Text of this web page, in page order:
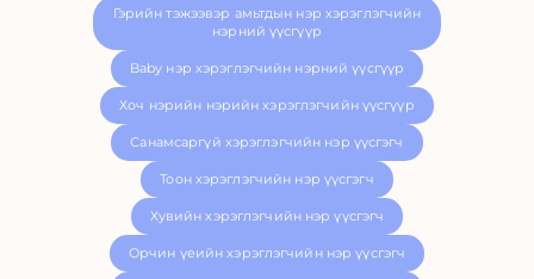
Гэрийн тэжээвэр амьтдын нэр хэрэглэгчийн
нэрний үүсгүүр
Baby нэр хэрэглэгчийн нэрний үүсгүүр
Хоч нэрийн нэрийн хэрэглэгчийн үүсгүүр
Санамсаргүй хэрэглэгчийн нэр үүсгэгч
Тоон хэрэглэгчийн нэр үүсгэгч
Хувийн хэрэглэгчийн нэр үүсгэгч
Орчин үеийн хэрэглэгчийн нэр үүсгэгч